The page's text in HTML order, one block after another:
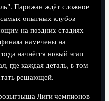
Парижан ждёт сложное
опытных клубов
на поздних стадиях
намечены на
начнётся новый этап
где каждая деталь, в том
решающей.
Лиги чемпионов